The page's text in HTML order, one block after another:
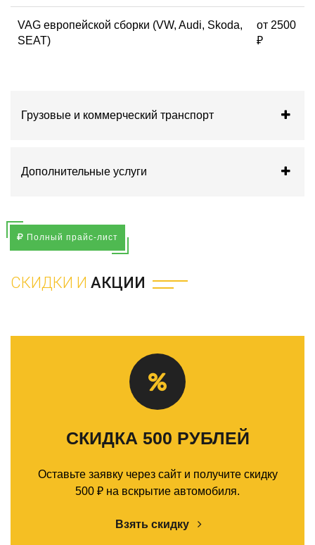
VAG европейской сборки (VW, Audi, Skoda,
SEAT)
от 2500
₽
Грузовые и коммерческий транспорт
Дополнительные услуги
Полный прайс-лист
СКИДКИ И АКЦИИ
СКИДКА 500 РУБЛЕЙ
Оставьте заявку через сайт и получите скидку
500 ₽ на вскрытие автомобиля.
Взять скидку